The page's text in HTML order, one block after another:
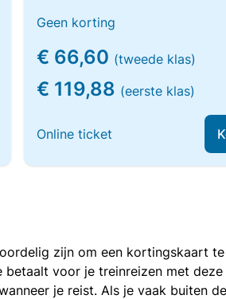
Geen korting
€ 66,60 (tweede klas)
€ 119,88 (eerste klas)
Online ticket
zijn om een kortingskaart
voor je treinreizen met
je reist. Als je vaak buiten